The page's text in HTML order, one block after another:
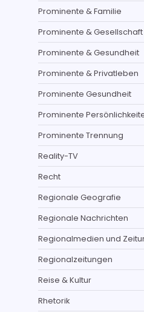
Prominente & Familie
Prominente & Gesellschaft
Prominente & Gesundheit
Prominente & Privatleben
Prominente Gesundheit
Prominente
Prominente Trennung
Reality-TV
Recht
Regionale Geografie
Regionale Nachrichten
Regionalmedien und
Regionalzeitungen
Reise & Kultur
Rhetorik